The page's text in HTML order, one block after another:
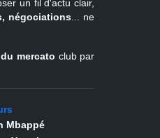
31 août
un fil d'actu clair,
négociations... ne
mercato club par
Mbappé